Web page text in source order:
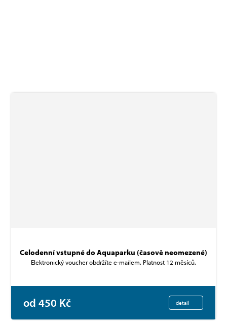
Celodenní vstupné do Aquaparku (časově neomezené)
Elektronický voucher obdržíte e-mailem. Platnost 12 měsíců.
od 450 Kč detail